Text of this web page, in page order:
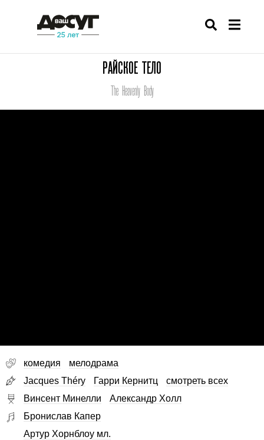
РАЙСКОЕ ТЕЛО
The Heavenly Body
комедия
мелодрама
Jacques Théry
Гарри Кернитц
смотреть всех
Винсент Минелли
Александр Холл
Бронислав Капер
Артур Хорнблоу мл.